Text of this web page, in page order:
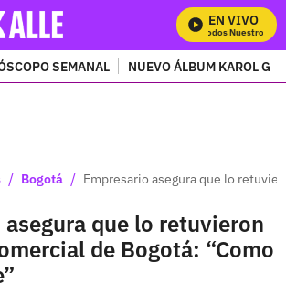
EN VIVO
Mira Todos Nuestros
SEMANAL NUEVO ÁLBUM KAROL G
/ Bogotá / Empresario asegura que lo
asegura que lo retuvieron
de Bogotá: “Como